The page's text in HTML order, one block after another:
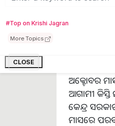
#Top on Krishi Jagran
More Topics
CLOSE
ଅକ୍ଟୋବର
ଆଗାମୀ କିସ୍ତି
କେନ୍ଦ୍ର
ମାସରେ